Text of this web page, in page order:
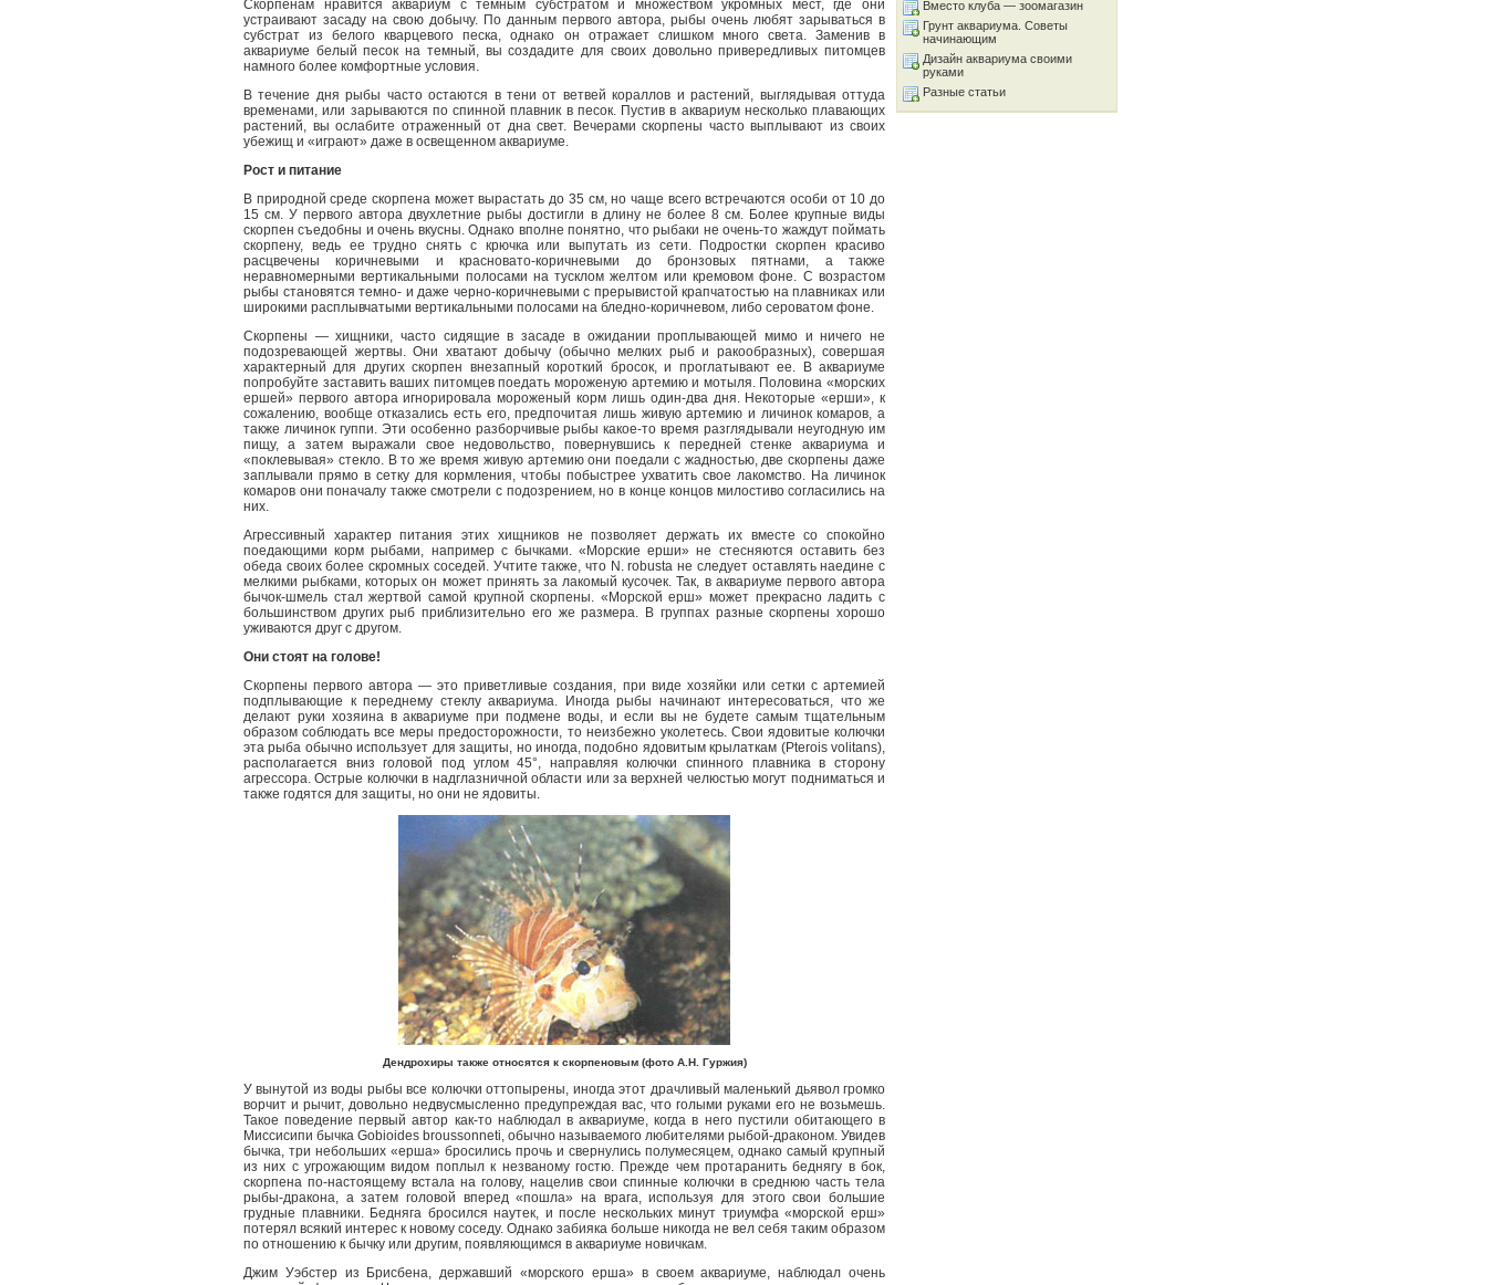
Скорпенам нравится аквариум с темным субстратом и множеством укромных мест, где они
устраивают засаду на свою добычу. По данным первого автора, рыбы очень любят зарываться в
субстрат из белого кварцевого песка, однако он отражает слишком много света. Заменив в
аквариуме белый песок на темный, вы создадите для своих довольно привередливых питомцев
намного более комфортные условия.
В течение дня рыбы часто остаются в тени от ветвей кораллов и растений, выглядывая оттуда
временами, или зарываются по спинной плавник в песок. Пустив в аквариум несколько плавающих
растений, вы ослабите отраженный от дна свет. Вечерами скорпены часто выплывают из своих
убежищ и «играют» даже в освещенном аквариуме.
Рост и питание
В природной среде скорпена может вырастать до 35 см, но чаще всего встречаются особи от 10 до
15 см. У первого автора двухлетние рыбы достигли в длину не более 8 см. Более крупные виды
скорпен съедобны и очень вкусны. Однако вполне понятно, что рыбаки не очень-то жаждут поймать
скорпену, ведь ее трудно снять с крючка или выпутать из сети. Подростки скорпен красиво
расцвечены коричневыми и красновато-коричневыми до бронзовых пятнами, а также
неравномерными вертикальными полосами на тусклом желтом или кремовом фоне. С возрастом
рыбы становятся темно- и даже черно-коричневыми с прерывистой крапчатостью на плавниках или
широкими расплывчатыми вертикальными полосами на бледно-коричневом, либо сероватом фоне.
Скорпены — хищники, часто сидящие в засаде в ожидании проплывающей мимо и ничего не
подозревающей жертвы. Они хватают добычу (обычно мелких рыб и ракообразных), совершая
характерный для других скорпен внезапный короткий бросок, и проглатывают ее. В аквариуме
попробуйте заставить ваших питомцев поедать мороженую артемию и мотыля. Половина «морских
ершей» первого автора игнорировала мороженый корм лишь один-два дня. Некоторые «ерши», к
сожалению, вообще отказались есть его, предпочитая лишь живую артемию и личинок комаров, а
также личинок гуппи. Эти особенно разборчивые рыбы какое-то время разглядывали неугодную им
пищу, а затем выражали свое недовольство, повернувшись к передней стенке аквариума и
«поклевывая» стекло. В то же время живую артемию они поедали с жадностью, две скорпены даже
заплывали прямо в сетку для кормления, чтобы побыстрее ухватить свое лакомство. На личинок
комаров они поначалу также смотрели с подозрением, но в конце концов милостиво согласились на
них.
Агрессивный характер питания этих хищников не позволяет держать их вместе со спокойно
поедающими корм рыбами, например с бычками. «Морские ерши» не стесняются оставить без
обеда своих более скромных соседей. Учтите также, что N. robusta не следует оставлять наедине с
мелкими рыбками, которых он может принять за лакомый кусочек. Так, в аквариуме первого автора
бычок-шмель стал жертвой самой крупной скорпены. «Морской ерш» может прекрасно ладить с
большинством других рыб приблизительно его же размера. В группах разные скорпены хорошо
уживаются друг с другом.
Они стоят на голове!
Скорпены первого автора — это приветливые создания, при виде хозяйки или сетки с артемией
подплывающие к переднему стеклу аквариума. Иногда рыбы начинают интересоваться, что же
делают руки хозяина в аквариуме при подмене воды, и если вы не будете самым тщательным
образом соблюдать все меры предосторожности, то неизбежно уколетесь. Свои ядовитые колючки
эта рыба обычно использует для защиты, но иногда, подобно ядовитым крылаткам (Pterois volitans),
располагается вниз головой под углом 45°, направляя колючки спинного плавника в сторону
агрессора. Острые колючки в надглазничной области или за верхней челюстью могут подниматься и
также годятся для защиты, но они не ядовиты.
Дендрохиры также относятся к скорпеновым (фото А.Н. Гуржия)
У вынутой из воды рыбы все колючки оттопырены, иногда этот драчливый маленький дьявол громко
ворчит и рычит, довольно недвусмысленно предупреждая вас, что голыми руками его не возьмешь.
Такое поведение первый автор как-то наблюдал в аквариуме, когда в него пустили обитающего в
Миссисипи бычка Gobioides broussonneti, обычно называемого любителями рыбой-драконом. Увидев
бычка, три небольших «ерша» бросились прочь и свернулись полумесяцем, однако самый крупный
из них с угрожающим видом поплыл к незваному гостю. Прежде чем протаранить беднягу в бок,
скорпена по-настоящему встала на голову, нацелив свои спинные колючки в среднюю часть тела
рыбы-дракона, а затем головой вперед «пошла» на врага, используя для этого свои большие
грудные плавники. Бедняга бросился наутек, и после нескольких минут триумфа «морской ерш»
потерял всякий интерес к новому соседу. Однако забияка больше никогда не вел себя таким образом
по отношению к бычку или другим, появляющимся в аквариуме новичкам.
Джим Уэбстер из Брисбена, державший «морского ерша» в своем аквариуме, наблюдал очень
Вместо клуба — зоомагазин
Грунт аквариума. Советы
начинающим
Дизайн аквариума своими
руками
Разные статьи